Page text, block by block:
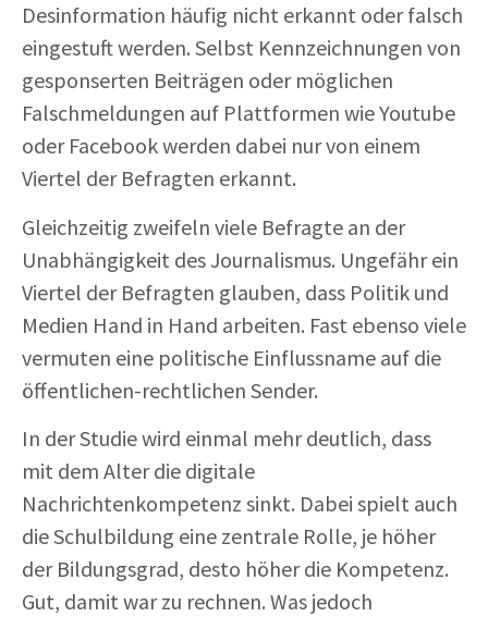
Desinformation häufig nicht erkannt oder falsch
eingestuft werden. Selbst Kennzeichnungen von
gesponserten Beiträgen oder möglichen
Falschmeldungen auf Plattformen wie Youtube
oder Facebook werden dabei nur von einem
Viertel der Befragten erkannt.
Gleichzeitig zweifeln viele Befragte an der
Unabhängigkeit des Journalismus. Ungefähr ein
Viertel der Befragten glauben, dass Politik und
Medien Hand in Hand arbeiten. Fast ebenso viele
vermuten eine politische Einflussname auf die
öffentlichen-rechtlichen Sender.
In der Studie wird einmal mehr deutlich, dass
mit dem Alter die digitale
Nachrichtenkompetenz sinkt. Dabei spielt auch
die Schulbildung eine zentrale Rolle, je höher
der Bildungsgrad, desto höher die Kompetenz.
Gut, damit war zu rechnen. Was jedoch